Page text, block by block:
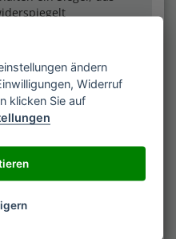
an die
unserer Leser
unsere Social-Media-
ändern
Widerruf
klicken Sie auf